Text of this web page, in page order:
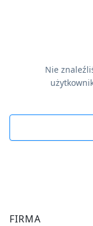
Nie
FIRMA